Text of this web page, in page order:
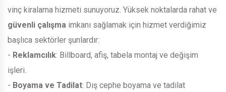
vinç kiralama hizmeti sunuyoruz. Yüksek noktalarda rahat ve
güvenli çalışma imkanı sağlamak için hizmet verdiğimiz
başlıca sektörler şunlardır:
- Reklamcılık: Billboard, afiş, tabela montaj ve değişim
işleri.
- Boyama ve Tadilat: Dış cephe boyama ve tadilat